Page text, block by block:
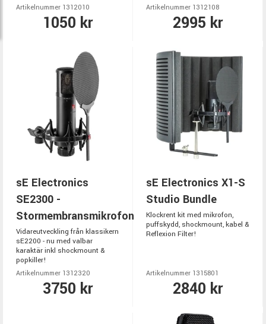
Artikelnummer 1312010
1050 kr
Artikelnummer 1312108
2995 kr
sE Electronics
SE2300 -
Stormembransmikrofon
Vidareutveckling från klassikern
sE2200 - nu med valbar
karaktär inkl shockmount &
popkiller!
Artikelnummer 1312320
3750 kr
sE Electronics X1-S
Studio Bundle
Klockrent kit med mikrofon,
puffskydd, shockmount, kabel &
Reflexion Filter!
Artikelnummer 1315801
2840 kr